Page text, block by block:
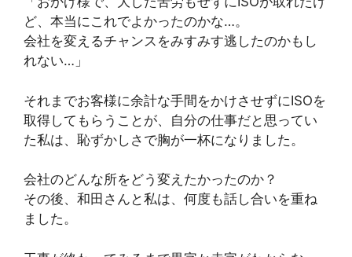
ど、本当にこれでよかったのかな…。
会社を変えるチャンスをみすみす逃したのかもし
れない…」
それまでお客様に余計な手間をかけさせずにISOを
取得してもらうことが、自分の仕事だと思ってい
た私は、恥ずかしさで胸が一杯になりました。
会社のどんな所をどう変えたかったのか？
その後、和田さんと私は、何度も話し合いを重ね
ました。